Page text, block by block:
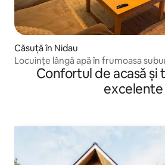
Căsuță în Nidau
Locuințe lângă apă în frumoasa
Confortul de acasă și
excelente